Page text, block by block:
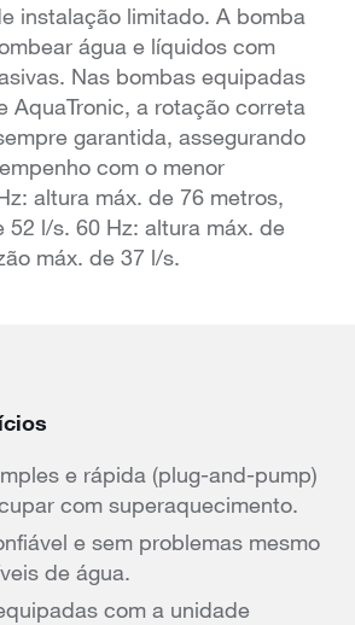
instalação limitado. A bomba
água e líquidos com
Nas bombas equipadas
AquaTronic, a rotação correta
garantida, assegurando
com o menor
altura máx. de 76 metros,
52 l/s. 60 Hz: altura máx. de
máx. de 37 l/s.
e rápida (plug-and-pump)
com superaquecimento.
e sem problemas mesmo
de água.
com a unidade